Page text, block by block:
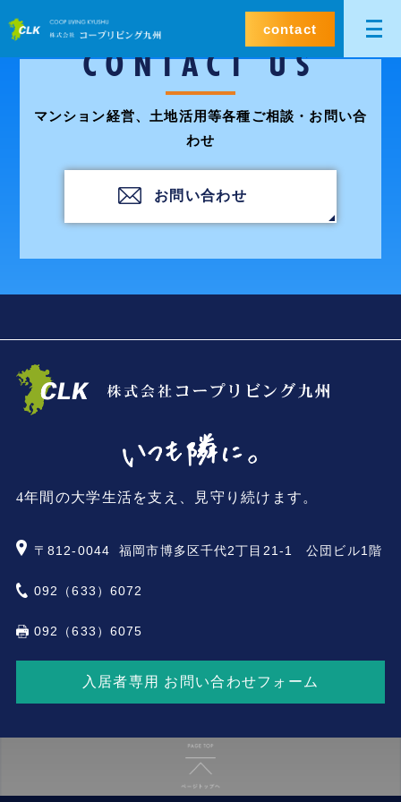
contact
CONTACT US
マンション経営、土地活用等各種ご相談・お問い合
わせ
お問い合わせ
4年間の大学生活を支え、見守り続けます。
〒812-0044 福岡市博多区千代2丁目21-1 公団ビル1階
092（633）6072
092（633）6075
入居者専用 お問い合わせフォーム